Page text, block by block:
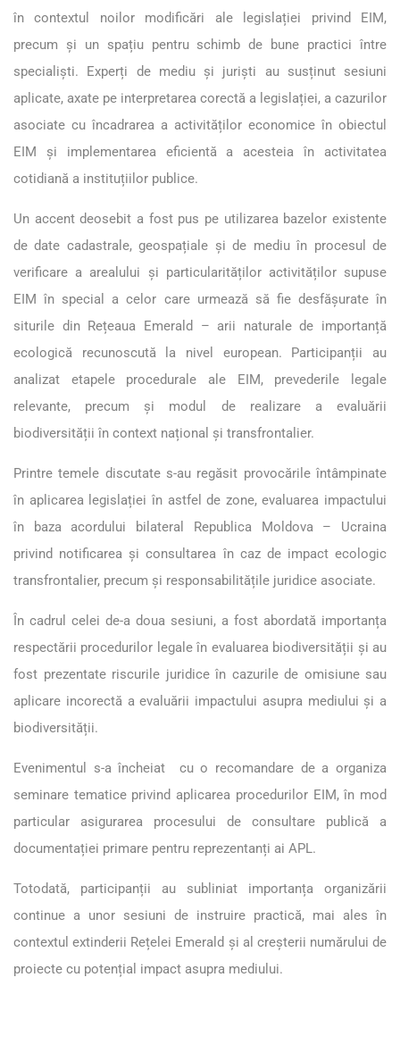
în contextul noilor modificări ale legislației privind EIM,
precum și un spațiu pentru schimb de bune practici între
specialiști. Experți de mediu și juriști au susținut sesiuni
aplicate, axate pe interpretarea corectă a legislației, a cazurilor
asociate cu încadrarea a activităților economice în obiectul
EIM și implementarea eficientă a acesteia în activitatea
cotidiană a instituțiilor publice.
Un accent deosebit a fost pus pe utilizarea bazelor existente
de date cadastrale, geospațiale și de mediu în procesul de
verificare a arealului și particularităților activităților supuse
EIM în special a celor care urmează să fie desfășurate în
siturile din Rețeaua Emerald – arii naturale de importanță
ecologică recunoscută la nivel european. Participanții au
analizat etapele procedurale ale EIM, prevederile legale
relevante, precum și modul de realizare a evaluării
biodiversității în context național și transfrontalier.
Printre temele discutate s-au regăsit provocările întâmpinate
în aplicarea legislației în astfel de zone, evaluarea impactului
în baza acordului bilateral Republica Moldova – Ucraina
privind notificarea și consultarea în caz de impact ecologic
transfrontalier, precum și responsabilitățile juridice asociate.
În cadrul celei de-a doua sesiuni, a fost abordată importanța
respectării procedurilor legale în evaluarea biodiversității și au
fost prezentate riscurile juridice în cazurile de omisiune sau
aplicare incorectă a evaluării impactului asupra mediului și a
biodiversității.
Evenimentul s-a încheiat cu o recomandare de a organiza
seminare tematice privind aplicarea procedurilor EIM, în mod
particular asigurarea procesului de consultare publică a
documentației primare pentru reprezentanți ai APL.
Totodată, participanții au subliniat importanța organizării
continue a unor sesiuni de instruire practică, mai ales în
contextul extinderii Rețelei Emerald și al creșterii numărului de
proiecte cu potențial impact asupra mediului.